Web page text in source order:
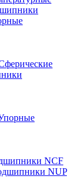
NCF
NUP